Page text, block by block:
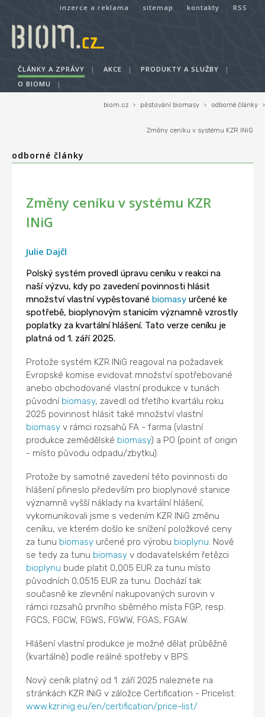
inzerce a reklama sitemap kontakty RSS
ČLÁNKY A ZPRÁVY | AKCE | PRODUKTY A SLUŽBY
|
O BIOMU
|
biom.cz › pěstování biomasy › odborné články ›
Změny ceníku v systému KZR INiG
odborné články
Změny ceníku v systému KZR
INiG
Julie Dajčl
Polský systém provedl úpravu ceníku v reakci na
naší výzvu, kdy po zavedení povinnosti hlásit
množství vlastní vypěstovanébiomasy určené ke
spotřebě, bioplynovým stanicím významně vzrostly
poplatky za kvartální hlášení. Tato verze ceníku je
platná od 1. září 2025.
Protože systém KZR INiG reagoval na požadavek
Evropské komise evidovat množství spotřebované
anebo obchodované vlastní produkce v tunách
původní biomasy, zavedl od třetího kvartálu roku
2025 povinnost hlásit také množství vlastní
biomasy v rámci rozsahů FA - farma (vlastní
produkce zemědělské biomasy) a PO (point of origin
- místo původu odpadu/zbytku).
Protože by samotné zavedení této povinnosti do
hlášení přineslo především pro bioplynové stanice
významně vyšší náklady na kvartální hlášení,
vykomunikovali jsme s vedením KZR INiG změnu
ceníku, ve kterém došlo ke snížení položkové ceny
za tunu biomasy určené pro výrobu bioplynu. Nově
se tedy za tunu biomasy v dodavatelském řetězci
bioplynu bude platit 0,005 EUR za tunu místo
původních 0,0515 EUR za tunu. Dochází tak
současně ke zlevnění nakupovaných surovin v
rámci rozsahů prvního sběrného místa FGP, resp.
FGCS, FGCW, FGWS, FGWW, FGAS, FGAW.
Hlášení vlastní produkce je možné dělat průběžně
(kvartálně) podle reálné spotřeby v BPS.
Nový ceník platný od 1. září 2025 naleznete na
stránkách KZR INiG v záložce Certification - Pricelist:
www.kzr.inig.eu/en/certification/price-list/